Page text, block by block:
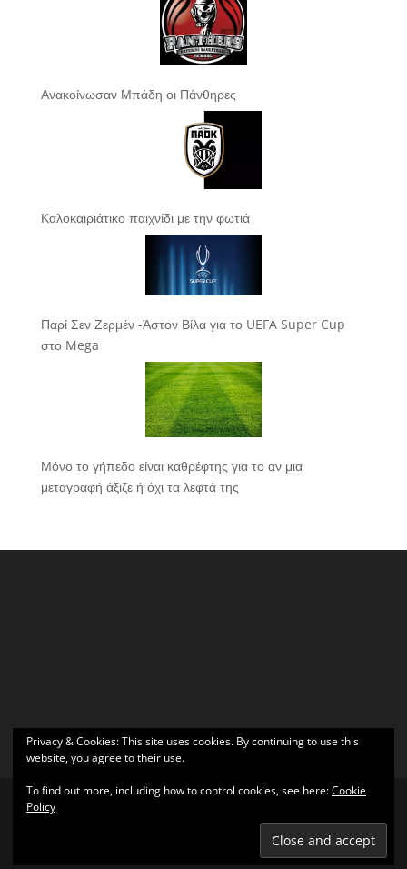
Ανακοίνωσαν Μπάδη οι Πάνθηρες
Καλοκαιριάτικο παιχνίδι με την φωτιά
Παρί Σεν Ζερμέν -Άστον Βίλα για το UEFA Super Cup
στο Mega
Μόνο το γήπεδο είναι καθρέφτης για το αν μια
μεταγραφή άξιζε ή όχι τα λεφτά της
| Υποστηρίζεται από
Privacy & Cookies: This site uses cookies. By continuing to use this
website, you agree to their use.
To find out more, including how to control cookies, see here:Cookie
Policy